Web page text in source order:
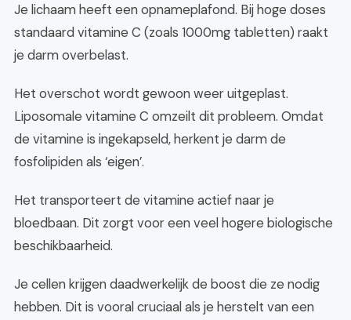
Je lichaam heeft een opnameplafond. Bij hoge doses
standaard vitamine C (zoals 1000mg tabletten) raakt
je darm overbelast.
Het overschot wordt gewoon weer uitgeplast.
Liposomale vitamine C omzeilt dit probleem. Omdat
de vitamine is ingekapseld, herkent je darm de
fosfolipiden als ‘eigen’.
Het transporteert de vitamine actief naar je
bloedbaan. Dit zorgt voor een veel hogere biologische
beschikbaarheid.
Je cellen krijgen daadwerkelijk de boost die ze nodig
hebben. Dit is vooral cruciaal als je herstelt van een